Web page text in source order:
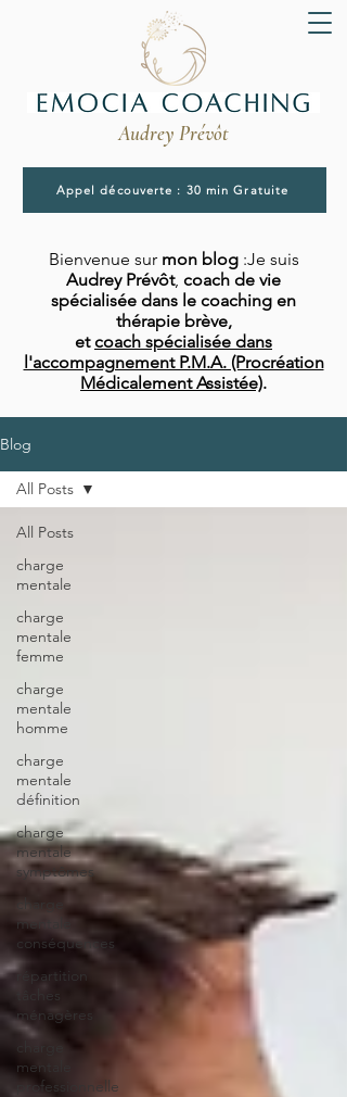
Audrey Prévôt
Appel découverte : 30 min Gratuite
Bienvenue sur mon blog :Je suis
Audrey Prévôt, coach de vie
spécialisée dans le coaching en
thérapie brève,
etcoach spécialisée dans
l'accompagnement P.M.A. (Procréation
Médicalement Assistée).
Blog
All Posts
charge
mentale
charge
mentale
femme
charge
mentale
homme
charge
mentale
définition
charge
mentale
symptômes
charge
mentale
conséquences
répartition
tâches
ménagères
mentale
professionnelle
All Posts